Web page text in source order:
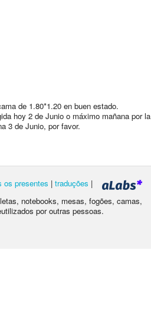
de 1.80*1.20 en buen estado.
hoy 2 de Junio o máximo mañana por la
3 de Junio, por favor.
os presentes | traduções |
notebooks, mesas, fogões, camas,
por outras pessoas.